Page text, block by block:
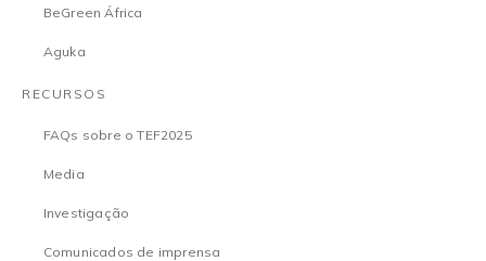
BeGreen África
Aguka
RECURSOS
FAQs sobre o TEF2025
Media
Investigação
Comunicados de imprensa